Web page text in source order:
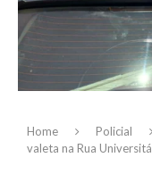
Home Policial
valeta na Rua